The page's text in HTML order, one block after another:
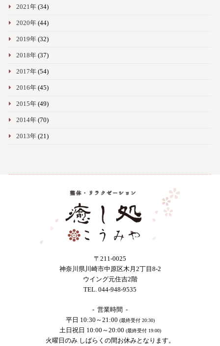
2021年(34)
2020年(44)
2019年(32)
2018年(37)
2017年(54)
2016年(45)
2015年(49)
2014年(70)
2013年(21)
〒211-0025
神奈川県川崎市中原区木月2丁目8-2
ウイング元住吉2階
TEL. 044-948-9535
- 営業時間 -
平日 10:30～21:00 (最終受付 20:30)
土日祝日 10:00～20:00 (最終受付 19:00)
火曜日のみ しばらくの間お休みとなります。